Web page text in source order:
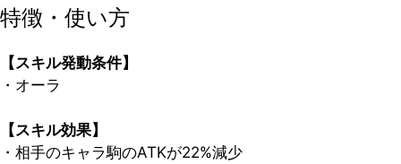
特徴・使い方
【スキル発動条件】
・オーラ
【スキル効果】
・相手のキャラ駒のATKが22%減少